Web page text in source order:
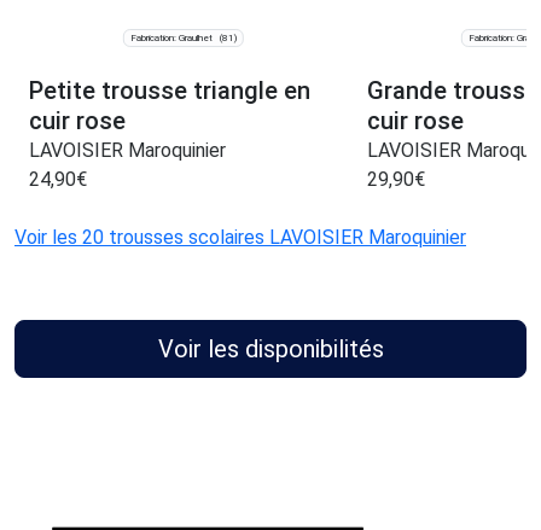
Fabrication: Graulhet (81)
Petite trousse triangle en
cuir rose
LAVOISIER Maroquinier
24,90€
Fabrication:
Grande
cuir rose
LAVOISIER
29,90€
Voir les 20 trousses scolaires LAVOISIER Maroquinier
Voir les disponibilités